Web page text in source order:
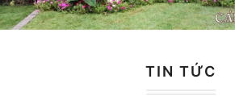
TIN TỨC